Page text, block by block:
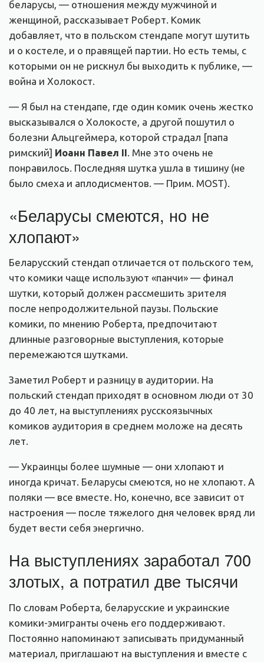
беларусы, — отношения между мужчиной и
женщиной, рассказывает Роберт. Комик
добавляет, что в польском стендапе могут шутить
и о костеле, и о правящей партии. Но есть темы, с
которыми он не рискнул бы выходить к публике, —
война и Холокост.
— Я был на стендапе, где один комик очень жестко
высказывался о Холокосте, а другой пошутил о
болезни Альцгеймера, которой страдал [папа
римский] Иоанн Павел II. Мне это очень не
понравилось. Последняя шутка ушла в тишину (не
было смеха и аплодисментов. — Прим. MOST).
«Беларусы смеются, но не
хлопают»
Беларусский стендап отличается от польского тем,
что комики чаще используют «панчи» — финал
шутки, который должен рассмешить зрителя
после непродолжительной паузы. Польские
комики, по мнению Роберта, предпочитают
длинные разговорные выступления, которые
перемежаются шутками.
Заметил Роберт и разницу в аудитории. На
польский стендап приходят в основном люди от 30
до 40 лет, на выступлениях русскоязычных
комиков аудитория в среднем моложе на десять
лет.
— Украинцы более шумные — они хлопают и
иногда кричат. Беларусы смеются, но не хлопают. А
поляки — все вместе. Но, конечно, все зависит от
настроения — после тяжелого дня человек вряд ли
будет вести себя энергично.
На выступлениях заработал 700
злотых, а потратил две тысячи
По словам Роберта, беларусские и украинские
комики-эмигранты очень его поддерживают.
Постоянно напоминают записывать придуманный
материал, приглашают на выступления и вместе с